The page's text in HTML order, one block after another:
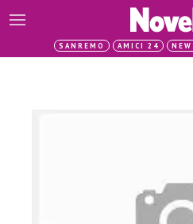
SANREMO AMICI 24